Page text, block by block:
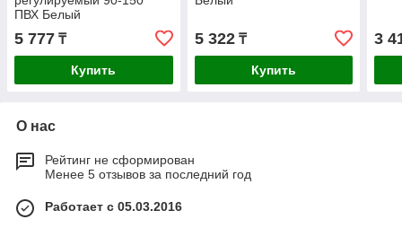
ПВХ Белый
5 777 ₸
Купить
5 322₸
Купить
3
О нас
Рейтинг не сформирован
Менее 5 отзывов за последний год
Работает с 05.03.2016